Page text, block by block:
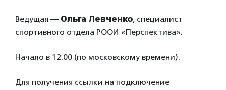
Ведущая — Ольга Левченко, специалист
спортивного отдела РООИ «Перспектива».
Начало в 12.00 (по московскому времени).
Для получения ссылки на подключение